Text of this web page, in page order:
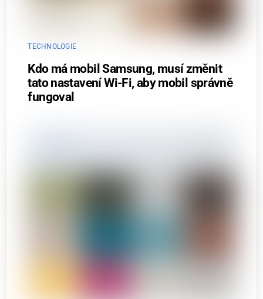
TECHNOLOGIE
Kdo má mobil Samsung, musí změnit
tato nastavení Wi-Fi, aby mobil správně
fungoval